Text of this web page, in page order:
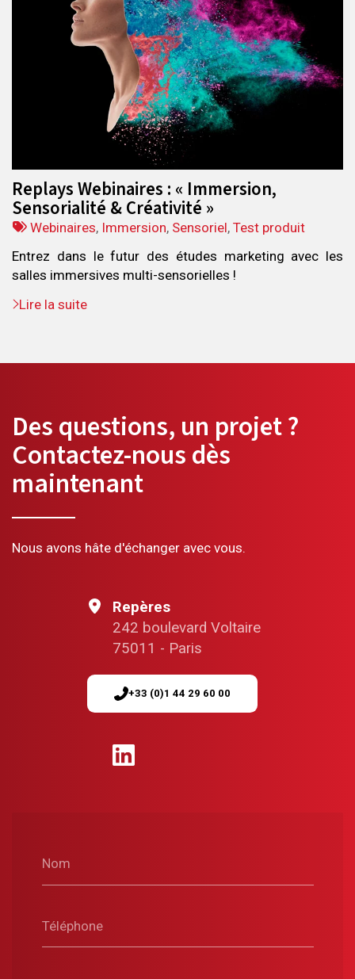
Replays Webinaires : « Immersion,
Sensorialité & Créativité »
Tags
Webinaires, Immersion, Sensoriel,Test produit
Entrez dans le futur des études marketing avec les
salles immersives multi-sensorielles !
Lire la suite
Des questions, un projet ?
Contactez-nous dès
maintenant
Nous avons hâte d'échanger avec vous.
Nom
Téléphone
Repères
242 boulevard Voltaire
75011 - Paris
+33 (0)1 44 29 60 00